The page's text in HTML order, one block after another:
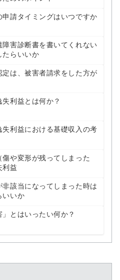
申請タイミングはいつですか
障害診断書を書いてくれない
たらいいか
定は、被害者請求をした方が
利益とは何か？
失利益における基礎収入の考
傷や変形が残ってしまった
利益
非該当になってしまった時は
いいか
」とはいったい何か？